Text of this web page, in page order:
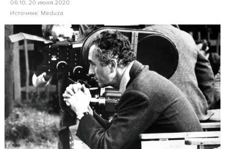
06:10, 20 июня 2020
Источник: Meduza